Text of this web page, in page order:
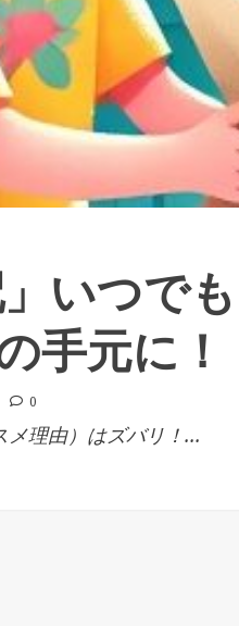
」いつで
手元に！
0
理由）はズバリ！...